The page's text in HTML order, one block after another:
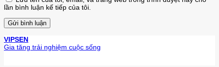
lần bình luận kế tiếp của tôi.
VIPSEN
Gia tăng trải nghiệm cuộc sống